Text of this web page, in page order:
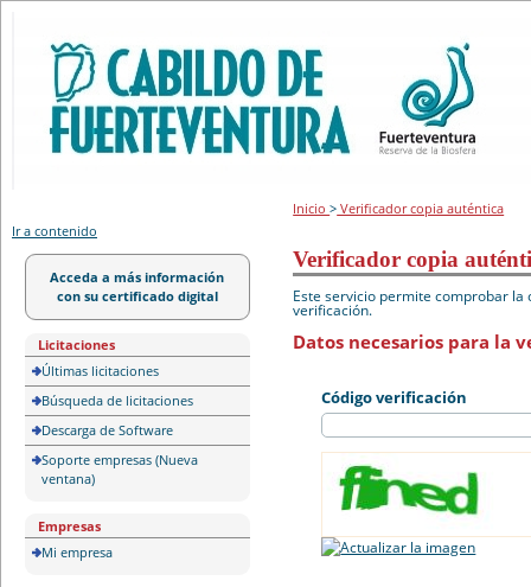
Ir a contenido
Acceda a más información
con su certificado digital
Licitaciones
Últimas licitaciones
Búsqueda de licitaciones
Descarga de Software
Soporte empresas (Nueva
ventana)
Empresas
Mi empresa
Inicio> Verificador copia auténtica
Verificador copia
Este servicio permite comprobar
verificación.
Datos necesarios para la
Código verificación